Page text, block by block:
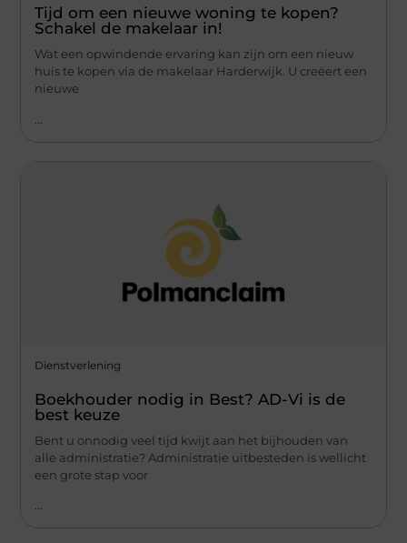
Tijd om een nieuwe woning te kopen?
Schakel de makelaar in!
Wat een opwindende ervaring kan zijn om een nieuw
huis te kopen via de makelaar Harderwijk. U creëert een
nieuwe
Dienstverlening
Boekhouder nodig in Best? AD-Vi is de
best keuze
Bent u onnodig veel tijd kwijt aan het bijhouden van
alle administratie? Administratie uitbesteden is wellicht
een grote stap voor